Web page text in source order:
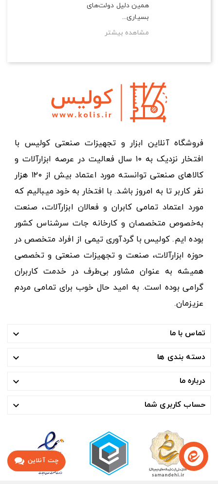
همین دلیل دولت‌های
بسیاری...
مشاهده بیشتر
فروشگاه آنلاین ابزار و تجهیزات صنعتی کولیس با
افتخار نزدیک به ۱۰ سال فعالیت در عرصه ابزارآلات و
کالاهای صنعتی توانسته مورد اعتماد بیش از ۱۲۰ هزار
نفر کاربر تا به امروز باشد. با افتخار به خود میبالیم که
مورد اعتماد تمامی کابران و فعالان ابزارآلات، صنعت
به‌خصوص متخصصان و کارخانه جات سرشناس کشور
بوده ایم. کولیس با گردآوری تیمی از افراد متخصص در
حوزه ابزارآلات، صنعت و تجهیزات صنعتی و تخصصی
همیشه به عنوان مشاور بی‌طرف در خدمت کاربران
گرامی بوده است. به امید حال خوب برای تمامی مردم
عزیزمان.
تماس با ما 
دسته بندی ها 
درباره ما 
حساب کاربری شما 
چت آنلاین